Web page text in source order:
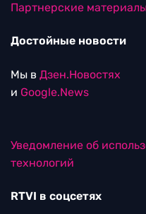
Партнерские
Достойные новости
Мы в Дзен.Новостях
и Google.News
Уведомление об
технологий
RTVI в соцсетях